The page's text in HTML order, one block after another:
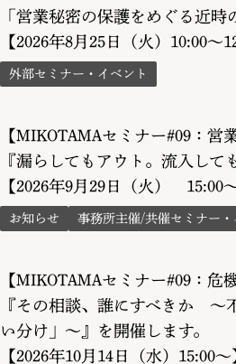
「営業秘密の保護をめぐる近時
【2026年8月25日（火）10:00～
外部セミナー・イベント
【MIKOTAMAセミナー#09：営
『漏らしてもアウト。流入し
【2026年9月29日（火） 15:00
お知らせ 事務所主催/共催セミナー・
【MIKOTAMAセミナー#09：危
『その相談、誰にすべきか 〜
い分け」〜』を開催します。
【2026年10月14日（水）15:00～